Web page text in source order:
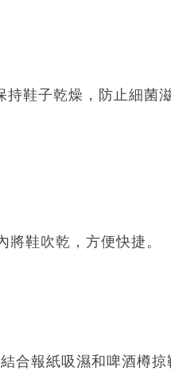
持鞋子乾燥，防止細菌
鞋吹乾，方便快捷。
合報紙吸濕和啤酒樽掠